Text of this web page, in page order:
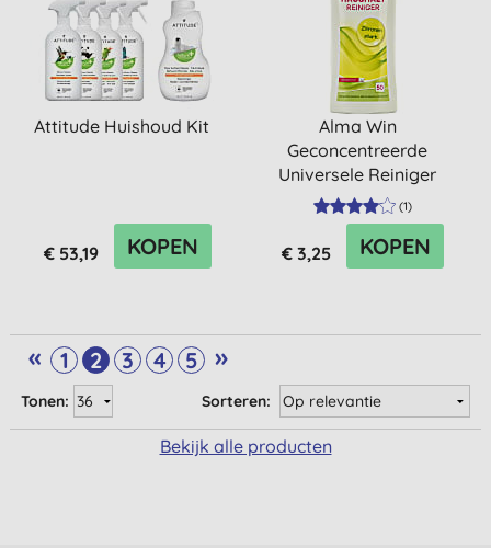
Attitude Huishoud Kit
€ 53,19 KOPEN
Alma Win
Geconcentreerde
Universele Reiniger
(1)
€ 3,25 KOPEN
« 1 2 3 4 5 »
Sorteren:
Tonen:
Bekijk alle producten